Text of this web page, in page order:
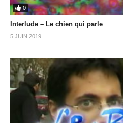
0
Interlude – Le chien qui parle
5 JUIN 2019